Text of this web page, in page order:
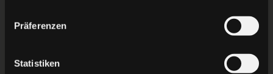
Präferenzen
Statistiken